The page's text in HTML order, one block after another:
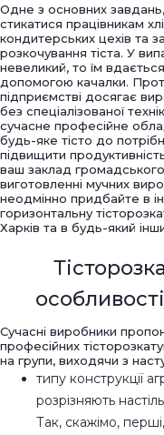
Одне з основних
стикатися працівникам
кондитерських цехів та
розкочування тіста. У
невеликий, то їм
допомогою качалки.
підприємстві досягає
без спеціалізованої
сучасне професійне
будь-яке тісто до
підвищити
ваш заклад громадського
виготовленні мучних
неодмінно придбайте в
горизонтальну
Харків та в будь-який
Сучасні виробники
професійних
на групи, виходячи з
типу конструкції
розрізняють
Так, скажімо,